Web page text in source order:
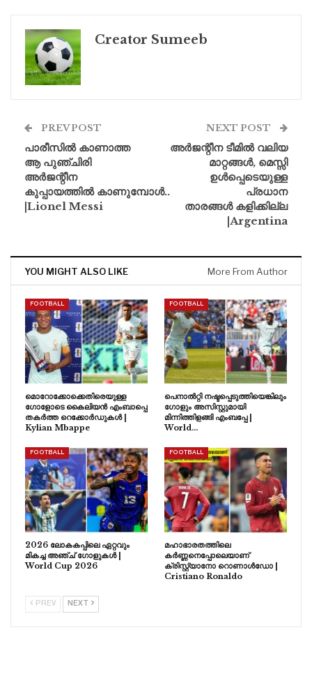
Creator Sumeeb
PREV POST
പാരീസിൽ കാണാത്ത
ആ പുഞ്ചിരി
അർജന്റീന
കുപ്പായത്തിൽ കാണുമ്പോൾ..
|Lionel Messi
NEXT POST
അർജന്റീന ടീമിൽ വലിയ
മാറ്റങ്ങൾ, മെസ്സി
ഉൾപ്പെടെയുള്ള
പ്രധാന
താരങ്ങൾ കളിക്കില്ല
|Argentina
YOU MIGHT ALSO LIKE More From Author
FOOTBALL
മൊറോക്കോക്കെതിരെയുള്ള
ഗോളോടെ കൈലിയൻ എംബാപ്പെ
തകർത്ത റെക്കോർഡുകൾ |
Kylian Mbappe
FOOTBALL
പെനാൽറ്റി നഷ്ടപ്പെടുത്തിയെങ്കിലും
ഗോളും അസിസ്റ്റുമായി
മിന്നിത്തിളങ്ങി എംബപ്പേ |
World…
FOOTBALL
2026 ലോകകപ്പിലെ ഏറ്റവും
മികച്ച അഞ്ച് ഗോളുകൾ |
World Cup 2026
FOOTBALL
മഹാഭാരതത്തിലെ
കർണ്ണനെപ്പോലെയാണ്
ക്രിസ്റ്റ്യാനോ റൊണാൾഡോ |
Cristiano Ronaldo
PREV NEXT